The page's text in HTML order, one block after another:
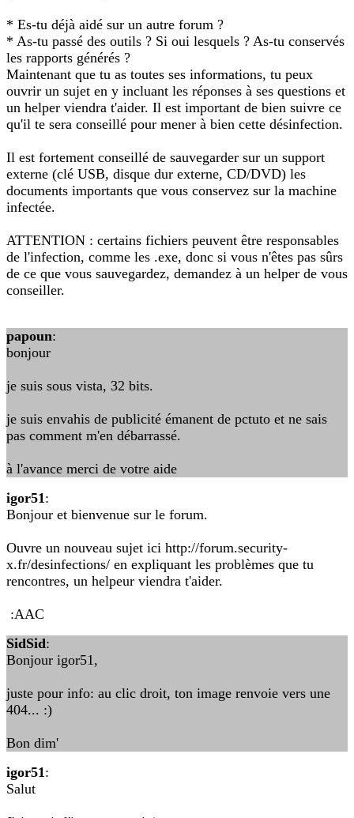
* Es-tu déjà aidé sur un autre forum ?
* As-tu passé des outils ? Si oui lesquels ? As-tu conservés
les rapports générés ?
Maintenant que tu as toutes ses informations, tu peux
ouvrir un sujet en y incluant les réponses à ses questions et
un helper viendra t'aider. Il est important de bien suivre ce
qu'il te sera conseillé pour mener à bien cette désinfection.
Il est fortement conseillé de sauvegarder sur un support
externe (clé USB, disque dur externe, CD/DVD) les
documents importants que vous conservez sur la machine
infectée.
ATTENTION : certains fichiers peuvent être responsables
de l'infection, comme les .exe, donc si vous n'êtes pas sûrs
de ce que vous sauvegardez, demandez à un helper de vous
conseiller.
papoun:
bonjour
je suis sous vista, 32 bits.
je suis envahis de publicité émanent de pctuto et ne sais
pas comment m'en débarrassé.
à l'avance merci de votre aide
igor51:
Bonjour et bienvenue sur le forum.
Ouvre un nouveau sujet ici http://forum.security-
x.fr/desinfections/ en expliquant les problèmes que tu
rencontres, un helpeur viendra t'aider.
:AAC
SidSid:
Bonjour igor51,
juste pour info: au clic droit, ton image renvoie vers une
404... :)
Bon dim'
igor51:
Salut